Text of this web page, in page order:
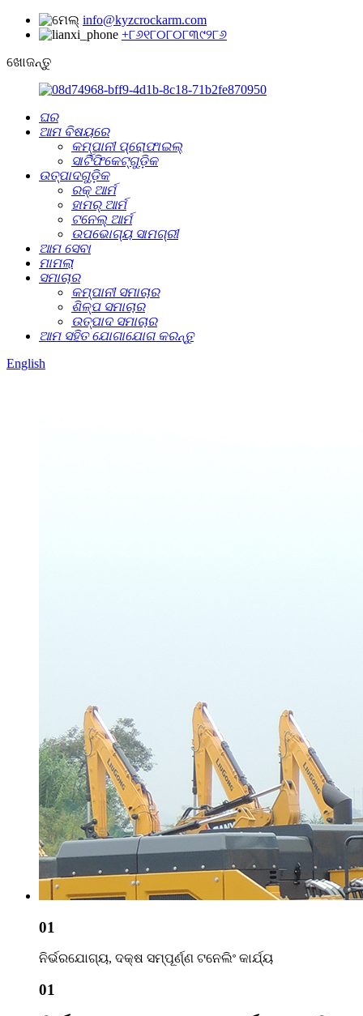
info@kyzcrockarm.com
+୮୬୧୮୦୮୦୮୩୯୨୮୬
ଖୋଜନ୍ତୁ
ଘର
ଆମ ବିଷୟରେ
କମ୍ପାନୀ ପ୍ରୋଫାଇଲ୍
ସାର୍ଟିଫିକେଟ୍‌ଗୁଡ଼ିକ
ଉତ୍ପାଦଗୁଡ଼ିକ
ରକ୍ ଆର୍ମ
ହାମର୍ ଆର୍ମ
ଟନେଲ୍‌ ଆର୍ମ
ଉପଭୋଗ୍ୟ ସାମଗ୍ରୀ
ଆମ ସେବା
ମାମଲା
ସମାଚାର
କମ୍ପାନୀ ସମାଚାର
ଶିଳ୍ପ ସମାଚାର
ଉତ୍ପାଦ ସମାଚାର
ଆମ ସହିତ ଯୋଗାଯୋଗ କରନ୍ତୁ
English
01
ନିର୍ଭରଯୋଗ୍ୟ, ଦକ୍ଷ ସମ୍ପୂର୍ଣ୍ଣ ଟନେଲିଂ କାର୍ଯ୍ୟ
01